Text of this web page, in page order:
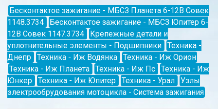
Бесконтактое зажигание - МБСЗ Планета 6-12В Совек
1148.3734
Бесконтактое зажигание - МБСЗ Юпитер 6-
12В Совек 1147.3734
Крепежные детали и
уплотнительные элементы - Подшипники
Техника -
Днепр
Техника - Иж Водянка
Техника - Иж Орион
Техника - Иж Планета
Техника - Иж Пс
Техника - Иж
Юнкер
Техника - Иж Юпитер Техника - Урал
Узлы
электрообрудования мотоцикла - Система зажигания